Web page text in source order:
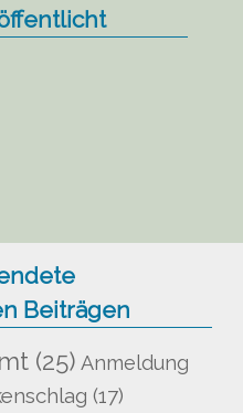
Beiträgen
(25) Anmeldung
(17)